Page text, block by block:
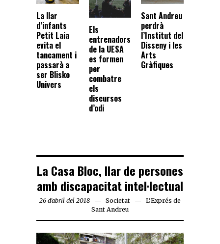
La llar
d’infants
Petit Laia
evita el
tancament i
passarà a
ser Blisko
Univers
Els
entrenadors
de la UESA
es formen
per
combatre
els
discursos
d’odi
Sant Andreu
perdrà
l’Institut del
Disseny i les
Arts
Gràfiques
La Casa Bloc, llar de persones
amb discapacitat intel·lectual
26 d'abril del 2018 Societat
L'Exprés de
Sant Andreu